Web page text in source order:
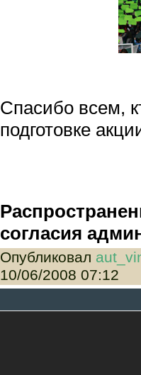
Спасибо всем,
подготовке
согласия
Опубликовал
10/06/2008 07:12